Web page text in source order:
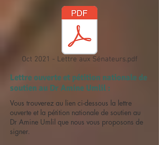
Oct 2021 - Lettre aux Sénateurs.pdf
Lettre ouverte et pétition nationale de
soutien au Dr Amine Umlil :
Vous trouverez au lien ci-dessous la lettre
ouverte et la pétition nationale de soutien au
Dr Amine Umlil que nous vous proposons de
signer.